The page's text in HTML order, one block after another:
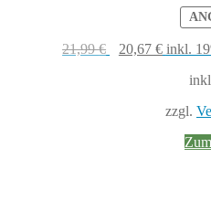
21,99€
Ursprünglicher
20,67 € inkl.
zzgl.